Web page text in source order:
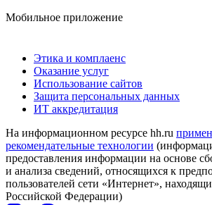
Мобильное приложение
Этика и комплаенс
Оказание услуг
Использование сайтов
Защита персональных данных
ИТ аккредитация
На информационном ресурсе hh.ru
рекомендательные технологии
предоставления информации на основе
и анализа сведений, относящихся к
пользователей сети «Интернет»,
Российской Федерации)